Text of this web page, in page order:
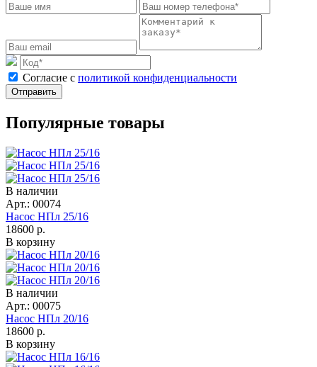
Cогласие с политикой конфиденциальности
Отправить
Популярные товары
В наличии
Арт.: 00074
Насос НПл 25/16
18600 р.
В корзину
В наличии
Арт.: 00075
Насос НПл 20/16
18600 р.
В корзину